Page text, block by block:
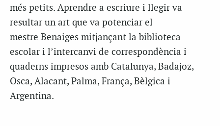
més petits. Aprendre a escriure i llegir va
resultar un art que va potenciar el
mestre Benaiges mitjançant la biblioteca
escolar i l’intercanvi de correspondència i
quaderns impresos amb Catalunya, Badajoz,
Osca, Alacant, Palma, França, Bèlgica i
Argentina.